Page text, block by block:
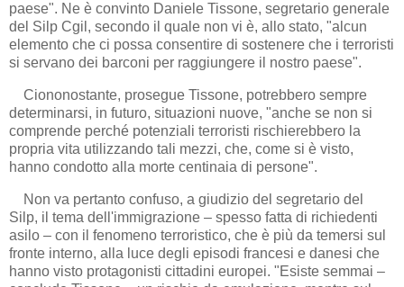
paese". Ne è convinto Daniele Tissone, segretario generale
del Silp Cgil, secondo il quale non vi è, allo stato, "alcun
elemento che ci possa consentire di sostenere che i terroristi
si servano dei barconi per raggiungere il nostro paese".
Ciononostante, prosegue Tissone, potrebbero sempre
determinarsi, in futuro, situazioni nuove, "anche se non si
comprende perché potenziali terroristi rischierebbero la
propria vita utilizzando tali mezzi, che, come si è visto,
hanno condotto alla morte centinaia di persone".
Non va pertanto confuso, a giudizio del segretario del
Silp, il tema dell'immigrazione – spesso fatta di richiedenti
asilo – con il fenomeno terroristico, che è più da temersi sul
fronte interno, alla luce degli episodi francesi e danesi che
hanno visto protagonisti cittadini europei. "Esiste semmai –